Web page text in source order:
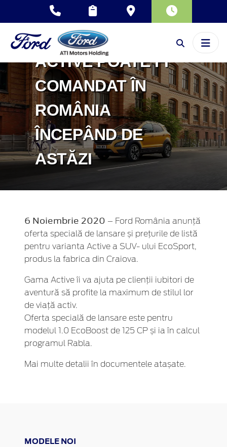
NOUL ECOSPORT
ACTIVE POATE FI
COMANDAT ÎN
ROMÂNIA
ÎNCEPÂND DE
ASTĂZI
6 Noiembrie 2020 – Ford România anunță
oferta specială de lansare și prețurile de listă
pentru varianta Active a SUV- ului EcoSport,
produs la fabrica din Craiova.
Gama Active îi va ajuta pe clienții iubitori de
aventură să profite la maximum de stilul lor
de viață activ.
Oferta specială de lansare este pentru
modelul 1.0 EcoBoost de 125 CP și ia în calcul
programul Rabla.
Mai multe detalii în documentele atașate.
MODELE NOI